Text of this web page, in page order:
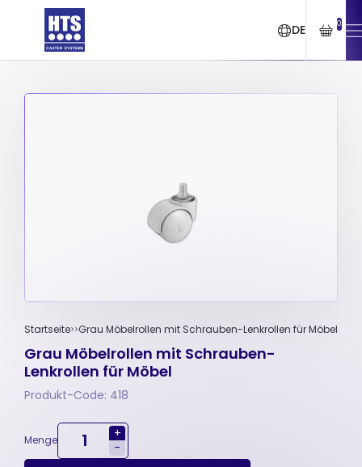
DE 0
Startseite Grau Möbelrollen mit Schrauben-Lenkrollen für Möbel
Grau Möbelrollen mit Schrauben-
Lenkrollen für Möbel
Produkt-Code: 418
Menge
+
-